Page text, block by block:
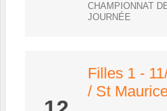
CHAMPIONNAT
JOURNÉE
Filles 1 -
/ St